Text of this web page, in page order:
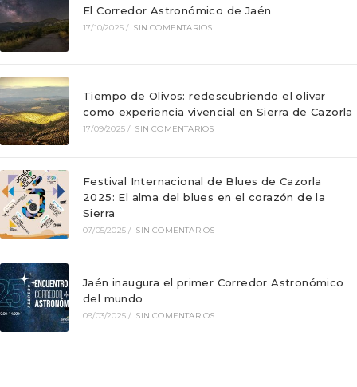
El Corredor Astronómico de Jaén
17/10/2025 / SIN COMENTARIOS
Tiempo de Olivos: redescubriendo el olivar
como experiencia vivencial en Sierra de Cazorla
17/09/2025 / SIN COMENTARIOS
Festival Internacional de Blues de Cazorla
2025: El alma del blues en el corazón de la
Sierra
07/05/2025 / SIN COMENTARIOS
Jaén inaugura el primer Corredor Astronómico
del mundo
09/03/2025 / SIN COMENTARIOS